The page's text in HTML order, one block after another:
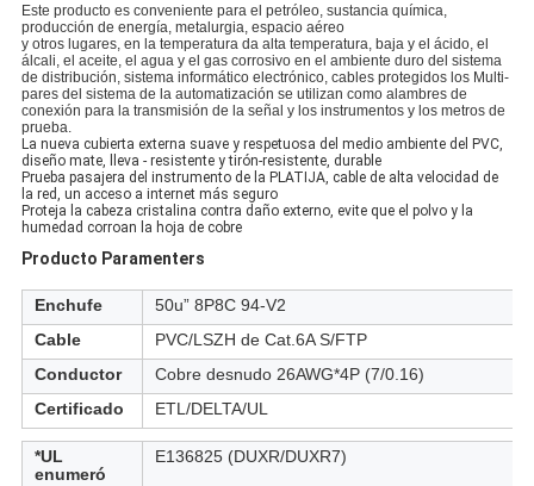
Este producto es conveniente para el petróleo, sustancia química,
producción de energía, metalurgia, espacio aéreo
y otros lugares, en la temperatura da alta temperatura, baja y el ácido, el
álcali, el aceite, el agua y el gas corrosivo en el ambiente duro del sistema
de distribución, sistema informático electrónico, cables protegidos losMulti-
pares del sistema de la automatización se utilizan como alambres de
conexión para la transmisión de la señal y los instrumentos y los metros de
prueba.
La nueva cubierta externa suave y respetuosa del medio ambiente del PVC,
diseño mate, lleva - resistente y tirón-resistente, durable
Prueba pasajera del instrumento de la PLATIJA, cable de alta velocidad de
la red, un acceso a internet más seguro
Proteja la cabeza cristalina contra daño externo, evite que el polvo y la
humedad corroan la hoja de cobre
Producto Paramenters
Enchufe
50u” 8P8C 94-V2
Cable
PVC/LSZH de Cat.6A S/FTP
Conductor
Cobre desnudo 26AWG*4P (7/0.16)
Certificado
ETL/DELTA/UL
*UL
enumeró
E136825 (DUXR/DUXR7)